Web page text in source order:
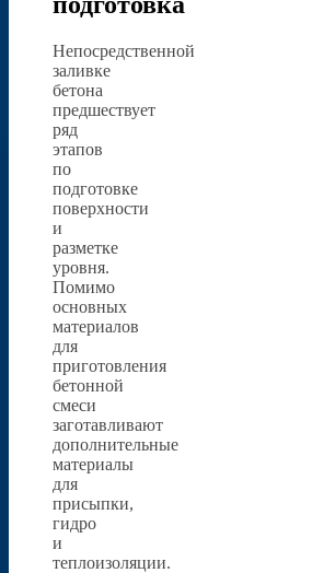
Непосредственной
заливке
бетона
предшествует
ряд
этапов
по
подготовке
поверхности
и
разметке
уровня.
Помимо
основных
материалов
для
приготовления
бетонной
смеси
заготавливают
дополнительные
материалы
для
присыпки,
гидро
и
теплоизоляции.